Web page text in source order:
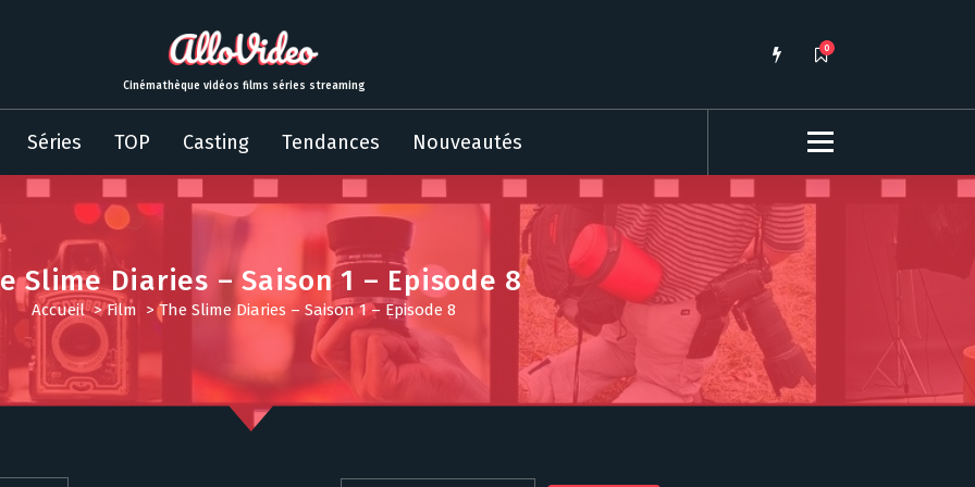
Cinémathèque vidéos films séries streaming
0
Séries TOP Casting Tendances Nouveautés
Slime Diaries – Saison 1 – Episode 8
Accueil>Film >The Slime Diaries – Saison 1 – Episode 8